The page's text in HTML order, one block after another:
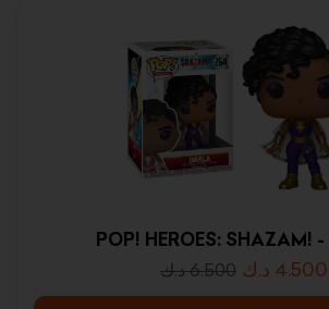
POP! HEROES: SHAZAM!
6.500 د.ك 4.500 د.ك